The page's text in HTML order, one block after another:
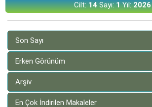
Cilt:14Sayı:1Yıl:2026
Son Sayı
Erken Görünüm
Arşiv
En Çok İndirilen Makaleler